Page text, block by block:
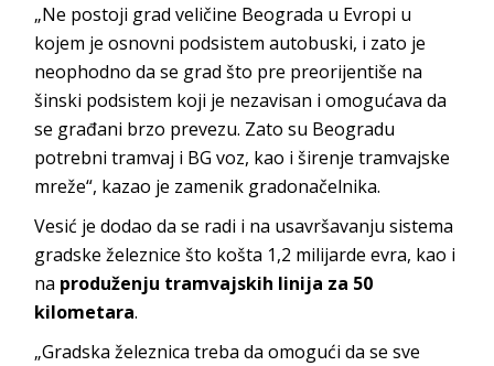
„Ne postoji grad veličine Beograda u Evropi u
kojem je osnovni podsistem autobuski, i zato je
neophodno da se grad što pre preorijentiše na
šinski podsistem koji je nezavisan i omogućava da
se građani brzo prevezu. Zato su Beogradu
potrebni tramvaj i BG voz, kao i širenje tramvajske
mreže“, kazao je zamenik gradonačelnika.
Vesić je dodao da se radi i na usavršavanju sistema
gradske železnice što košta 1,2 milijarde evra, kao i
na produženju tramvajskih linija za 50
kilometara.
„Gradska železnica treba da omogući da se sve